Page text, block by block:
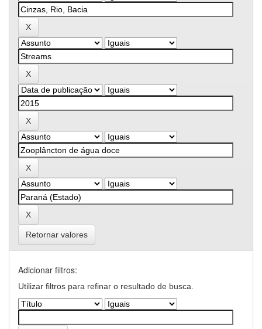
Retornar valores
Adicionar filtros:
Utilizar filtros para refinar o resultado de busca.